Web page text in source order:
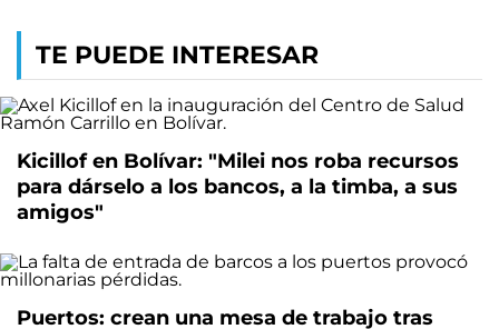
TE PUEDE INTERESAR
Kicillof en Bolívar: "Milei nos roba recursos
para dárselo a los bancos, a la timba, a sus
amigos"
Puertos: crean una mesa de trabajo tras